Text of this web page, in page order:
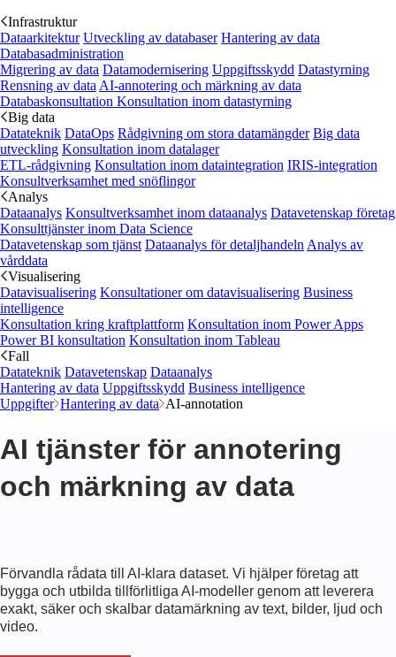
Infrastruktur
Dataarkitektur Utveckling av databaser Hantering av data
Databasadministration
Migrering av data Datamodernisering Uppgiftsskydd Datastyrning
Rensning av data AI-annotering och märkning av data
Databaskonsultation Konsultation inom datastyrning
Big data
Datateknik DataOps Rådgivning om stora datamängder Big data
utveckling Konsultation inom datalager
ETL-rådgivning Konsultation inom dataintegration IRIS-integration
Konsultverksamhet med snöflingor
Analys
Dataanalys Konsultverksamhet inom dataanalys Datavetenskap företag
Konsulttjänster inom Data Science
Datavetenskap som tjänst Dataanalys för detaljhandeln Analys av
vårddata
Visualisering
Datavisualisering Konsultationer om datavisualisering Business
intelligence
Konsultation kring kraftplattform Konsultation inom Power Apps
Power BI konsultation Konsultation inom Tableau
Fall
Datateknik Datavetenskap Dataanalys
Hantering av data Uppgiftsskydd Business intelligence
Uppgifter Hantering av data AI-annotation
AI tjänster för annotering
och märkning av data
Förvandla rådata till AI-klara dataset. Vi hjälper företag att
bygga och utbilda tillförlitliga AI-modeller genom att leverera
exakt, säker och skalbar datamärkning av text, bilder, ljud och
video.